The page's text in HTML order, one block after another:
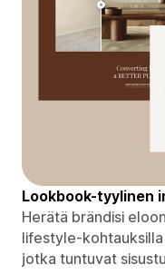
Lookbook-tyylinen
Herätä brändisi
lifestyle-
jotka tuntuvat